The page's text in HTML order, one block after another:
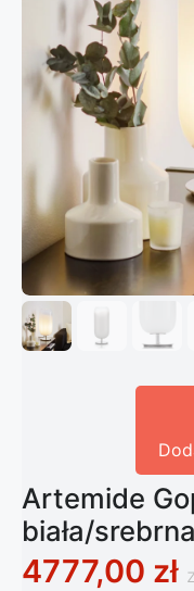
Artemide
biała/srebrna
4777,00 zł